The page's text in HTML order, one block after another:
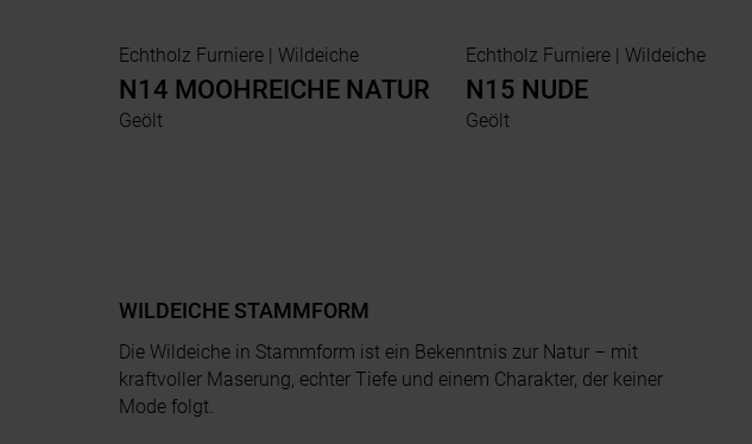
Echtholz Furniere | Wildeiche
N14 MOOHREICHE NATUR
Geölt
Echtholz Furniere | Wildeiche
N15 NUDE
Geölt
WILDEICHE STAMMFORM
Die Wildeiche in Stammform ist ein Bekenntnis zur Natur – mit
kraftvoller Maserung, echter Tiefe und einem Charakter, der keiner
Mode folgt.